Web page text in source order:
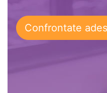
Confrontate